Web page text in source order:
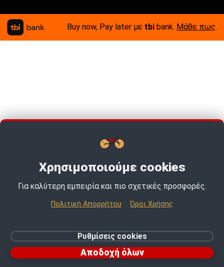
Buy now, Pay later με tbi bank. Μάθε πως.
Ρυθμίσεις cookies
Χρησιμοποιούμε cookies
Για καλύτερη εμπειρία και πιο σχετικές προσφορές.
Πολιτική Απορρήτου Όροι Χρήσης
Ρυθμίσεις cookies
Αποδοχή όλων